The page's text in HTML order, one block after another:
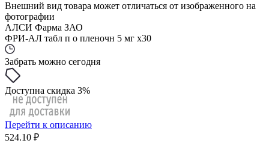
Внешний вид товара может отличаться от изображенного на
фотографии
АЛСИ Фарма ЗАО
ФРИ-АЛ табл п о пленочн 5 мг x30
Забрать можно сегодня
Доступна скидка 3%
Перейти к описанию
524.10 ₽